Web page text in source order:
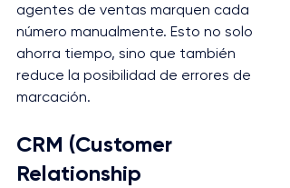
agentes de ventas marquen cada
número manualmente. Esto no solo
ahorra tiempo, sino que también
reduce la posibilidad de errores de
marcación.
CRM (Customer
Relationship